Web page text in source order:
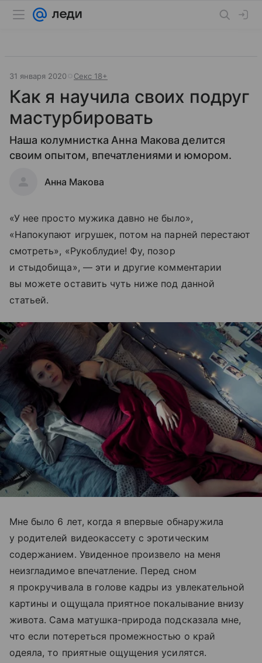
31 января 2020 Секс 18+
Как я научила своих подруг
мастурбировать
Наша колумнистка Анна Макова делится
своим опытом, впечатлениями и юмором.
Анна Макова
«У нее просто мужика давно не было»,
«Напокупают игрушек, потом на парней перестают
смотреть», «Рукоблудие! Фу, позор
и стыдобища», — эти и другие комментарии
вы можете оставить чуть ниже под данной
статьей.
Мне было 6 лет, когда я впервые обнаружила
у родителей видеокассету с эротическим
содержанием. Увиденное произвело на меня
неизгладимое впечатление. Перед сном
я прокручивала в голове кадры из увлекательной
картины и ощущала приятное покалывание внизу
живота. Сама матушка-природа подсказала мне,
что если потереться промежностью о край
одеяла, то приятные ощущения усилятся.